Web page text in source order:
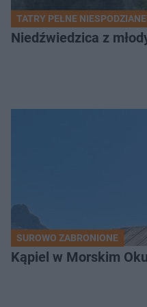
TATRY PEŁNE
Niedźwiedzica z
SUROWO ZABRONIONE
Kąpiel w Morskim